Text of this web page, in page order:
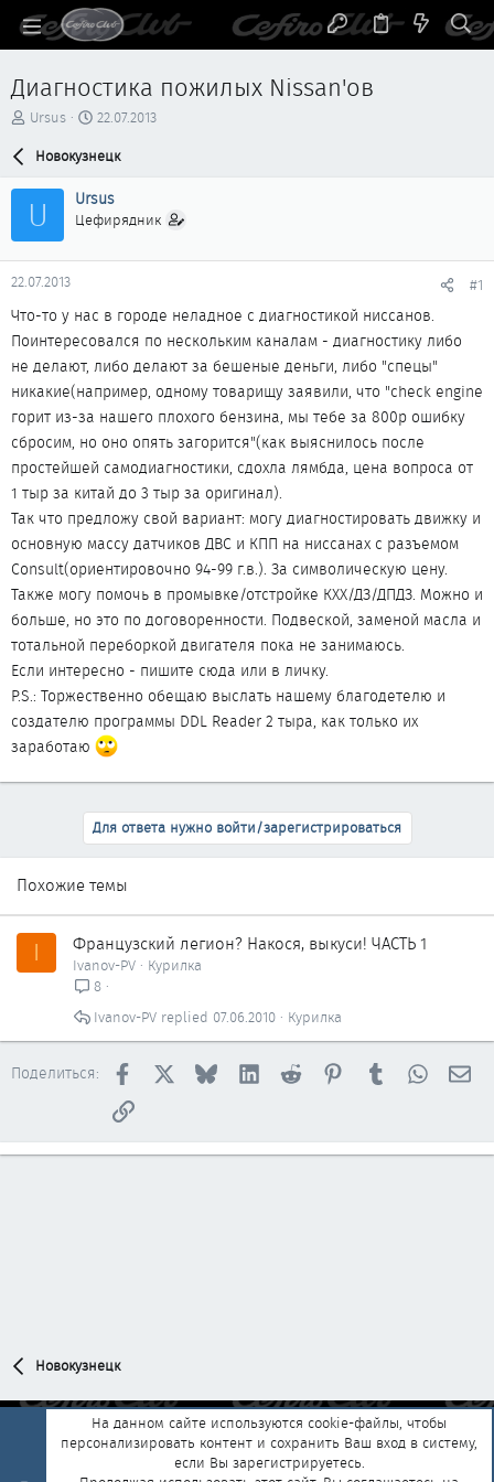
Диагностика пожилых Nissan'ов
А
р
т
м
ы
Ursus
Д
т
н
а
ч
а
22.07.2013
Новокузнецк
U Ursus
Цефирядник
22.07.2013 #1
Что-то у нас в городе неладное с диагностикой ниссанов.
Поинтересовался по нескольким каналам - диагностику либо
не делают, либо делают за бешеные деньги, либо "спецы"
никакие(например, одному товарищу заявили, что "check engine
горит из-за нашего плохого бензина, мы тебе за 800р ошибку
сбросим, но оно опять загорится"(как выяснилось после
простейшей самодиагностики, сдохла лямбда, цена вопроса от
1 тыр за китай до 3 тыр за оригинал).
Так что предложу свой вариант: могу диагностировать движку и
основную массу датчиков ДВС и КПП на ниссанах с разъемом
Consult(ориентировочно 94-99 г.в.). За символическую цену.
Также могу помочь в промывке/отстройке КХХ/ДЗ/ДПДЗ. Можно и
больше, но это по договоренности. Подвеской, заменой масла и
тотальной переборкой двигателя пока не занимаюсь.
Если интересно - пишите сюда или в личку.
P.S.: Торжественно обещаю выслать нашему благодетелю и
создателю программы DDL Reader 2 тыра, как только их
заработаю
Для ответа нужно войти/зарегистрироваться
Похожие темы
I Французский легион? Накося, выкуси! ЧАСТЬ 1
Ivanov-PV
Курилка
8
Курилка
07.06.2010
Ivanov-PV
Поделиться: Facebook BlueskyLinkedInReddit PinterestTumblr
Ссылка
Новокузнецк
Обратная связь
Условия и правила
На данном сайте используются cookie-файлы, чтобы
персонализировать контент и сохранить Ваш вход в систему,
если Вы зарегистрируетесь.